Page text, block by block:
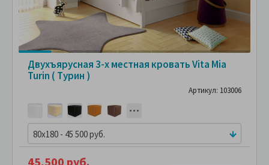
Двухъярусная 3-х местная кровать Vita Mia
Turin ( Турин )
Артикул: 103006
80x180 - 45 500 руб.
45,500 руб.